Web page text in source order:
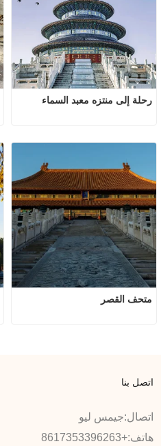
رحلة إلى منتزه معبد السماء
متحف القصر
اتصل بنا
اتصال:جيمس ليو
هاتف:+8617353396263